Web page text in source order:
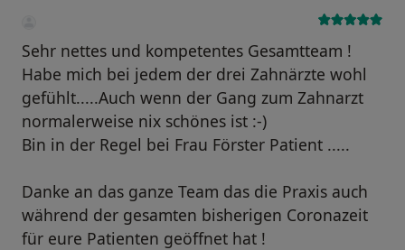
Sehr nettes und kompetentes Gesamtteam !
Habe mich bei jedem der drei Zahnärzte wohl
gefühlt.....Auch wenn der Gang zum Zahnarzt
normalerweise nix schönes ist :-)
Bin in der Regel bei Frau Förster Patient .....
Danke an das ganze Team das die Praxis auch
während der gesamten bisherigen Coronazeit
für eure Patienten geöffnet hat !